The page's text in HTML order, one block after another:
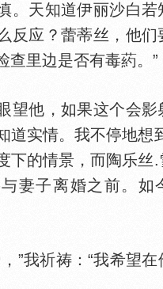
。天知道伊丽沙白若
反应？蕾蒂丝，他们
查里边是否有毒葯。”
他，如果这个会影
道实情。我不停地想
下的情景，而陶乐丝.
与妻子离婚之前。
我祈祷：“我希望在